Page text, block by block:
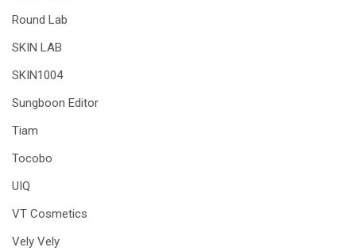
Round Lab
SKIN LAB
SKIN1004
Sungboon Editor
Tiam
Tocobo
UIQ
VT Cosmetics
Vely Vely